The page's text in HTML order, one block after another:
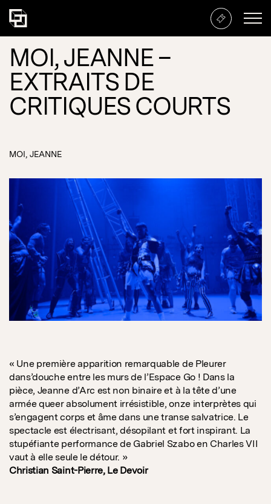
MOI, JEANNE –
EXTRAITS DE
CRITIQUES COURTS
MOI, JEANNE
« Une première apparition remarquable de Pleurer
dans’douche entre les murs de l’Espace Go ! Dans la
pièce, Jeanne d’Arc est non binaire et à la tête d’une
armée queer absolument irrésistible, onze interprètes qui
s’engagent corps et âme dans une transe salvatrice. Le
spectacle est électrisant, désopilant et fort inspirant. La
stupéfiante performance de Gabriel Szabo en Charles VII
vaut à elle seule le détour. »
Christian Saint-Pierre, Le Devoir